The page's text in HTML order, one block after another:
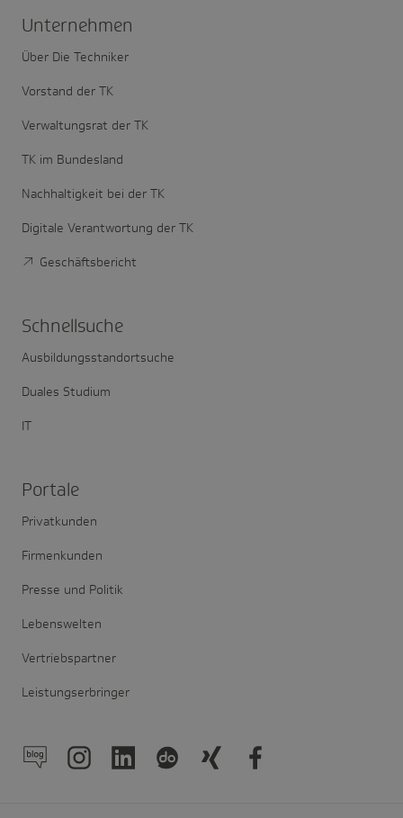
Unter­nehmen
Über Die Techniker
Vorstand der TK
Verwaltungsrat der TK
TK im Bundesland
Nachhaltigkeit bei der TK
Digitale Verantwortung der TK
Geschäftsbericht
Schnell­suche
Ausbildungsstandortsuche
Duales Studium
IT
Portale
Privatkunden
Firmenkunden
Presse und Politik
Lebenswelten
Vertriebspartner
Leistungserbringer